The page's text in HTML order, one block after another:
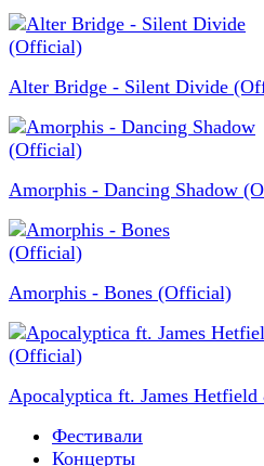
Alter Bridge - Silent Divide
Amorphis - Dancing Shadow
Amorphis - Bones (Official)
Apocalyptica ft. James
Фестивали
Концерты